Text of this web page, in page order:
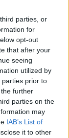
parties, or
for
opt-out
that after your
seeing
utilized by
parties prior to
further
parties on the
may
IAB’s List of
it to other
EBITDA στο
στα 550 εκατ.
κέρδη 313
Mobility